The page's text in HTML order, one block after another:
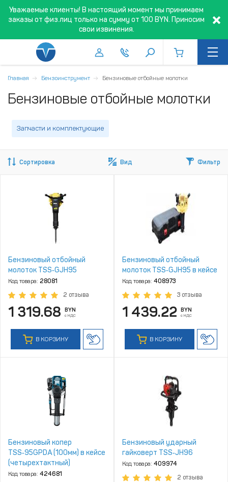
Уважаемые клиенты! В настоящий момент мы принимаем
заказы от физ.лиц только на сумму от 100 BYN. Приносим
свои извинения.
Главная Бензоинструмент Бензиновые отбойные молотки
Бензиновые отбойные молотки
Запчасти и комплектующие
Сортировка Вид Фильтр
Бензиновый отбойный
молоток TSS‑GJH95
Код товара: 28081
2 отзыва
1 319.68 BYN
с НДС
В КОРЗИНУ
Бензиновый отбойный
молоток TSS‑GJH95 в кейсе
Код товара: 408973
3 отзыва
1 439.22 BYN
с НДС
В КОРЗИНУ
Бензиновый копер
TSS‑95GPDA (100мм) в кейсе
(четырехтактный)
Код товара: 424681
Бензиновый ударный
гайковерт TSS‑JH96
Код товара: 409974
2 отзыва